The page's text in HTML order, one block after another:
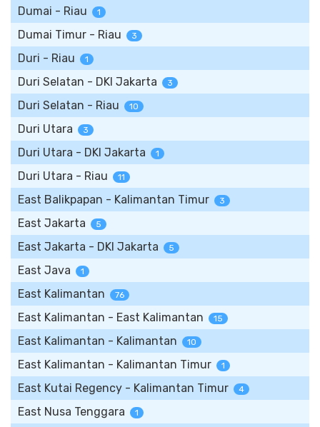
Dumai - Riau 1
Dumai Timur - Riau 3
Duri - Riau 1
Duri Selatan - DKI Jakarta 3
Duri Selatan - Riau 10
Duri Utara 3
Duri Utara - DKI Jakarta 1
Duri Utara - Riau 11
East Balikpapan - Kalimantan Timur 3
East Jakarta 5
East Jakarta - DKI Jakarta 5
East Java 1
East Kalimantan 76
East Kalimantan - East Kalimantan 15
East Kalimantan - Kalimantan 10
East Kalimantan - Kalimantan Timur 1
East Kutai Regency - Kalimantan Timur 4
East Nusa Tenggara 1